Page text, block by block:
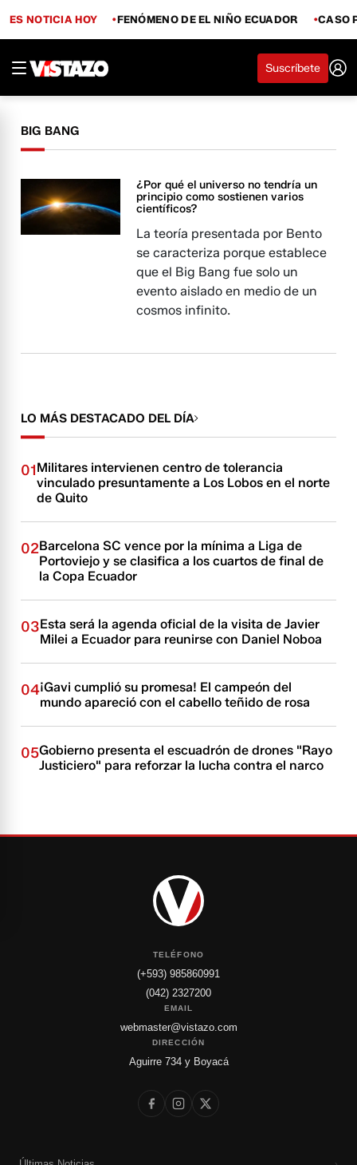
ES NOTICIA HOY FENÓMENO DE EL NIÑO ECUADOR CASO
Suscríbete
BIG BANG
¿Por qué el universo no tendría un
principio como sostienen varios
científicos?
La teoría presentada por Bento
se caracteriza porque establece
que el Big Bang fue solo un
evento aislado en medio de un
cosmos infinito.
LO MÁS DESTACADO DEL DÍA
01Militares intervienen centro de tolerancia
vinculado presuntamente a Los Lobos en el norte
de Quito
02Barcelona SC vence por la mínima a Liga de
Portoviejo y se clasifica a los cuartos de final de
la Copa Ecuador
03Esta será la agenda oficial de la visita de Javier
Milei a Ecuador para reunirse con Daniel Noboa
04¡Gavi cumplió su promesa! El campeón del
mundo apareció con el cabello teñido de rosa
05Gobierno presenta el escuadrón de drones "Rayo
Justiciero" para reforzar la lucha contra el narco
TELÉFONO
(+593) 985860991
(042) 2327200
EMAIL
webmaster@vistazo.com
DIRECCIÓN
Aguirre 734 y Boyacá